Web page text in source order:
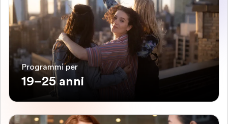
Programmi per
19–25 anni